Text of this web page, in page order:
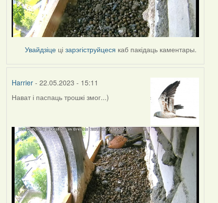
Увайдзіце цізарэгіструйцеся каб пакідаць каментары.
Harrier- 22.05.2023 - 15:11
Нават і паспаць трошкі змог...)